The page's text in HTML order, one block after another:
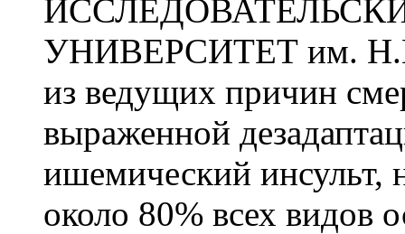
УНИВЕРСИТЕТ им.
из ведущих причин
выраженной
ишемический инсульт,
около 80% всех видов